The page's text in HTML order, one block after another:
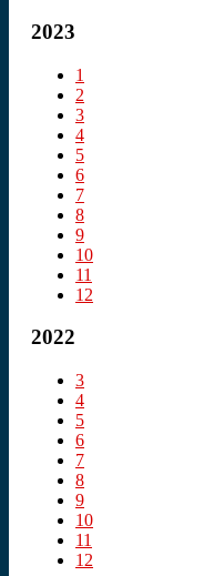
2023
1
2
3
4
5
6
7
8
9
10
11
12
2022
3
4
5
6
7
8
9
10
11
12